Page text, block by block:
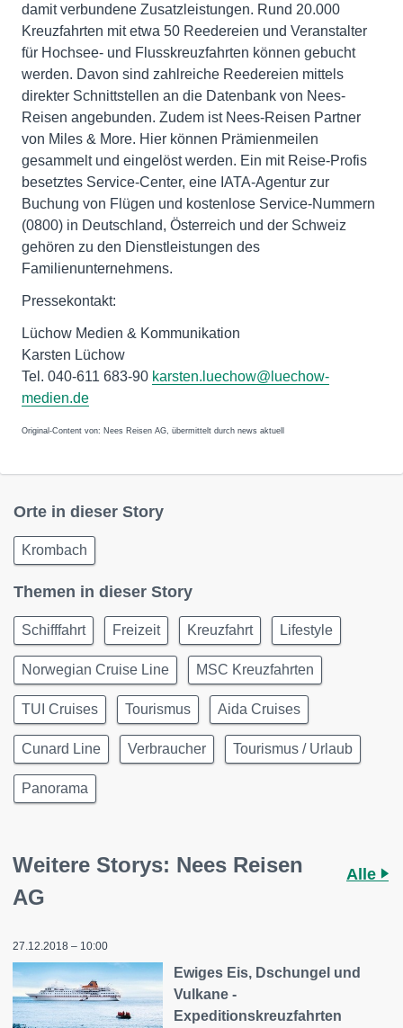
damit verbundene Zusatzleistungen. Rund 20.000
Kreuzfahrten mit etwa 50 Reedereien und Veranstalter
für Hochsee- und Flusskreuzfahrten können gebucht
werden. Davon sind zahlreiche Reedereien mittels
direkter Schnittstellen an die Datenbank von Nees-
Reisen angebunden. Zudem ist Nees-Reisen Partner
von Miles & More. Hier können Prämienmeilen
gesammelt und eingelöst werden. Ein mit Reise-Profis
besetztes Service-Center, eine IATA-Agentur zur
Buchung von Flügen und kostenlose Service-Nummern
(0800) in Deutschland, Österreich und der Schweiz
gehören zu den Dienstleistungen des
Familienunternehmens.
Pressekontakt:
Lüchow Medien & Kommunikation
Karsten Lüchow
Tel. 040-611 683-90 karsten.luechow@luechow-
medien.de
Original-Content von: Nees Reisen AG, übermittelt durch news aktuell
Orte in dieser Story
Krombach
Themen in dieser Story
Schifffahrt Freizeit Kreuzfahrt Lifestyle
Norwegian Cruise Line MSC Kreuzfahrten
TUI Cruises Tourismus Aida Cruises
Cunard Line Verbraucher Tourismus / Urlaub
Panorama
Weitere Storys: Nees Reisen
AG
Alle
27.12.2018 – 10:00
Ewiges Eis, Dschungel und
Vulkane -
Expeditionskreuzfahrten